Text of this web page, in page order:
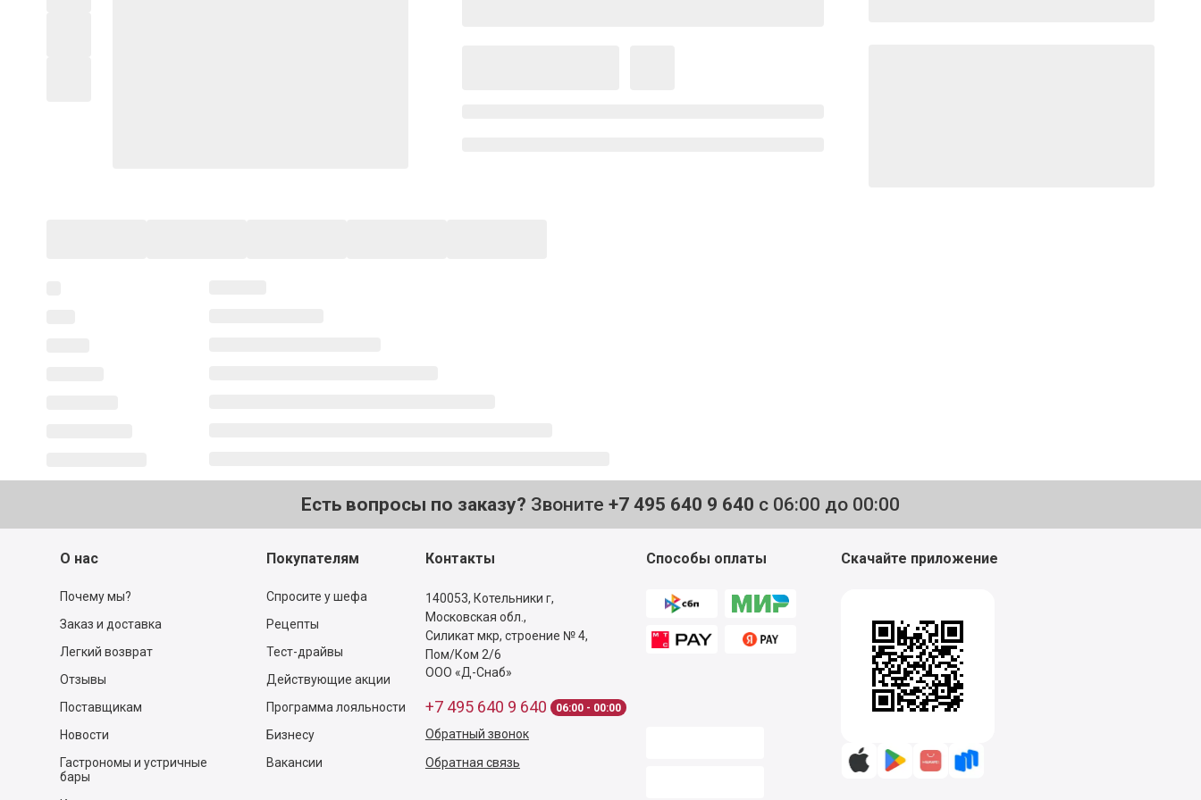
Есть вопросы по заказу? Звоните +7 495 640 9 640 с 06:00 до 00:00
О нас
Почему мы?
Заказ и доставка
Легкий возврат
Отзывы
Поставщикам
Новости
Гастрономы и устричные
бары
Покупателям
Спросите у шефа
Рецепты
Тест-драйвы
Действующие акции
Программа лояльности
Бизнесу
Вакансии
Контакты
140053, Котельники г,
Московская обл.,
Силикат мкр, строение № 4,
Пом/Ком 2/6
ООО «Д-Снаб»
+7 495 640 9 640 06:00 - 00:00
Обратный звонок
Обратная связь
Способы оплаты Скачайте приложение